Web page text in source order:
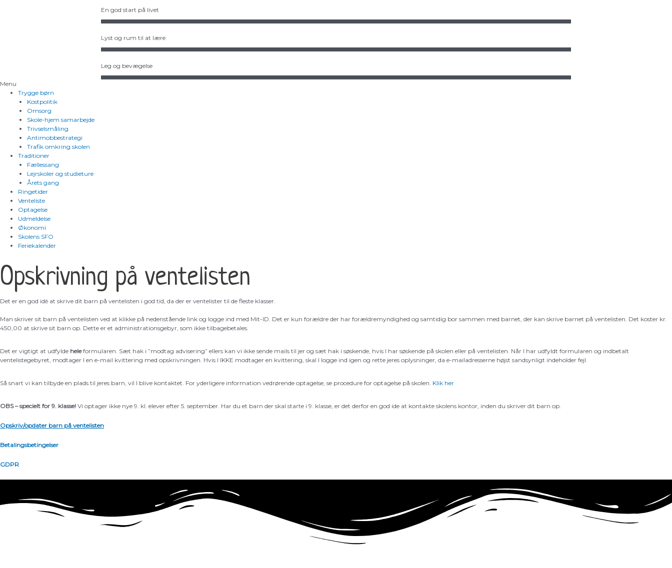
En god start på livet
Lyst og rum til at lære
Leg og bevægelse
Menu
Trygge børn
Kostpolitik
Omsorg
Skole-hjem samarbejde
Trivselsmåling
Antimobbestrategi
Trafik omkring skolen
Traditioner
Fællessang
Lejrskoler og studieture
Årets gang
Ringetider
Venteliste
Optagelse
Udmeldelse
Økonomi
Skolens SFO
Feriekalender
Opskrivning på ventelisten
Det er en god idé at skrive dit barn på ventelisten i god tid, da der er ventelister til de fleste klasser.
Man skriver sit barn på ventelisten ved at klikke på nedenstående link og logge ind med Mit-ID. Det er kun forældre der har forældremyndighed og samtidig bor sammen med barnet, der kan skrive barnet på ventelisten. Det koster kr.
450,00 at skrive sit barn op. Dette er et administrationsgebyr, som ikke tilbagebetales.
Det er vigtigt at udfylde heleformularen. Sæt hak i ”modtag advisering” ellers kan vi ikke sende mails til jer og sæt hak i søskende, hvis I har søskende på skolen eller på ventelisten. Når I har udfyldt formularen og indbetalt
ventelistegebyret, modtager I en e-mail kvittering med opskrivningen. Hvis I IKKE modtager en kvittering, skal I logge ind igen og rette jeres oplysninger, da e-mailadresserne højst sandsynligt indeholder fejl.
Så snart vi kan tilbyde en plads til jeres barn, vil I blive kontaktet. For yderligere information vedrørende optagelse, se procedure for optagelse på skolen. Klik her
OBS – specielt for 9. klasse! Vi optager ikke nye 9. kl. elever efter 5. september. Har du et barn der skal starte i 9. klasse, er det derfor en god ide at kontakte skolens kontor, inden du skriver dit barn op.
Opskriv/opdater barn på ventelisten
Betalingsbetingelser
GDPR